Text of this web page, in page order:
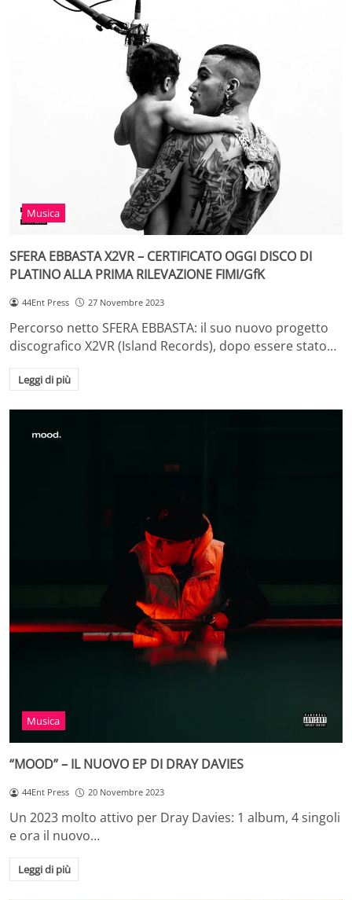
Musica
SFERA EBBASTA X2VR – CERTIFICATO OGGI DISCO DI
PLATINO ALLA PRIMA RILEVAZIONE FIMI/GfK
44Ent Press 27 Novembre 2023
Percorso netto SFERA EBBASTA: il suo nuovo progetto
discografico X2VR (Island Records), dopo essere stato…
Leggi di più
Musica
“MOOD” – IL NUOVO EP DI DRAY DAVIES
44Ent Press 20 Novembre 2023
Un 2023 molto attivo per Dray Davies: 1 album, 4 singoli
e ora il nuovo…
Leggi di più